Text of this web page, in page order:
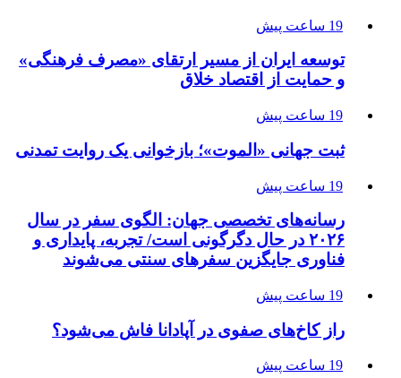
19 ساعت پیش
توسعه ایران از مسیر ارتقای «مصرف فرهنگی»
و حمایت از اقتصاد خلاق
19 ساعت پیش
ثبت جهانی «الموت»؛ بازخوانی یک روایت تمدنی
19 ساعت پیش
رسانه‌های تخصصی جهان: الگوی سفر در سال
۲۰۲۶ در حال دگرگونی است/ تجربه، پایداری و
فناوری جایگزین سفرهای سنتی می‌شوند
19 ساعت پیش
راز کاخ‌های صفوی در آپادانا فاش می‌شود؟
19 ساعت پیش